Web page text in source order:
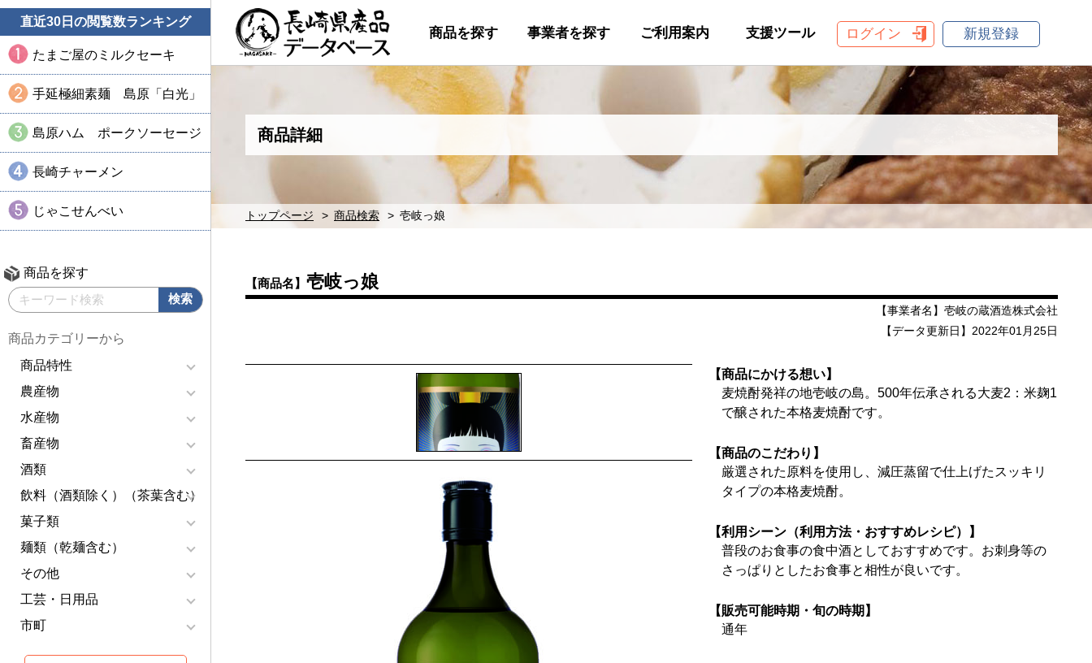
直近30日の閲覧数ランキング
たまご屋のミルクセーキ
手延極細素麺 島原「白光」
島原ハム ポークソーセージ
長崎チャーメン
じゃこせんべい
商品を探す
商品カテゴリーから
商品特性
農産物
水産物
畜産物
酒類
飲料（酒類除く）（茶葉含む）
菓子類
麺類（乾麺含む）
その他
工芸・日用品
市町
商品を探す 事業者を探す ご利用案内 支援ツール ログイン 新規登録
商品詳細
トップページ 商品検索 壱岐っ娘
【商品名】 壱岐っ娘
【事業者名】壱岐の蔵酒造株式会社
【データ更新日】2022年01月25日
【商品にかける想い】
麦焼酎発祥の地壱岐の島。500年伝承される大麦2：米麹1
で醸された本格麦焼酎です。
【商品のこだわり】
厳選された原料を使用し、減圧蒸留で仕上げたスッキリ
タイプの本格麦焼酎。
【利用シーン（利用方法・おすすめレシピ）】
普段のお食事の食中酒としておすすめです。お刺身等の
さっぱりとしたお食事と相性が良いです。
【販売可能時期・旬の時期】
通年